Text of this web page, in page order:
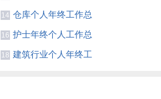
结
14 仓库个人年终工作总
结精选15篇
16 护士年终个人工作总
结【荐】
18 建筑行业个人年终工